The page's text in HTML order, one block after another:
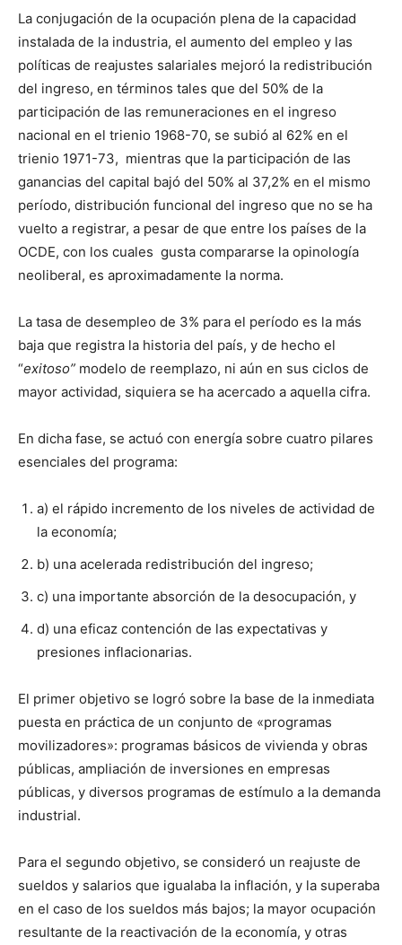
La conjugación de la ocupación plena de la capacidad
instalada de la industria, el aumento del empleo y las
políticas de reajustes salariales mejoró la redistribución
del ingreso, en términos tales que del 50% de la
participación de las remuneraciones en el ingreso
nacional en el trienio 1968-70, se subió al 62% en el
trienio 1971-73, mientras que la participación de las
ganancias del capital bajó del 50% al 37,2% en el mismo
período, distribución funcional del ingreso que no se ha
vuelto a registrar, a pesar de que entre los países de la
OCDE, con los cuales gusta compararse la opinología
neoliberal, es aproximadamente la norma.
La tasa de desempleo de 3% para el período es la más
baja que registra la historia del país, y de hecho el
“exitoso” modelo de reemplazo, ni aún en sus ciclos de
mayor actividad, siquiera se ha acercado a aquella cifra.
En dicha fase, se actuó con energía sobre cuatro pilares
esenciales del programa:
a) el rápido incremento de los niveles de actividad de
la economía;
b) una acelerada redistribución del ingreso;
c) una importante absorción de la desocupación, y
d) una eficaz contención de las expectativas y
presiones inflacionarias.
El primer objetivo se logró sobre la base de la inmediata
puesta en práctica de un conjunto de «programas
movilizadores»: programas básicos de vivienda y obras
públicas, ampliación de inversiones en empresas
públicas, y diversos programas de estímulo a la demanda
industrial.
Para el segundo objetivo, se consideró un reajuste de
sueldos y salarios que igualaba la inflación, y la superaba
en el caso de los sueldos más bajos; la mayor ocupación
resultante de la reactivación de la economía, y otras